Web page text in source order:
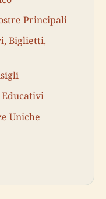
Principali
Biglietti,
Uniche